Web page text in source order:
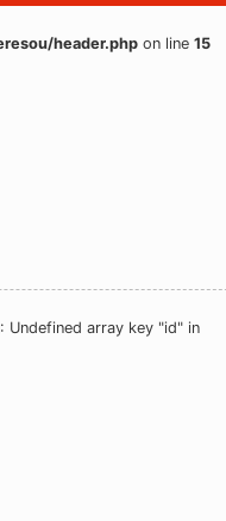
header.php on line 15
: Undefined array key "id" in